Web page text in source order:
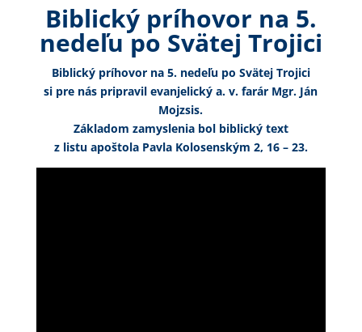
Biblický príhovor na 5.
nedeľu po Svätej Trojici
Biblický príhovor na 5. nedeľu po Svätej Trojici
si pre nás pripravil evanjelický a. v. farár Mgr. Ján
Mojzsis.
Základom zamyslenia bol biblický text
z listu apoštola Pavla Kolosenským 2, 16 – 23.